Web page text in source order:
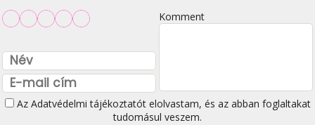
Komment
Az Adatvédelmi tájékoztatótelolvastam, és az abban foglaltakat
tudomásul veszem.